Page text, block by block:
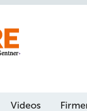
Videos